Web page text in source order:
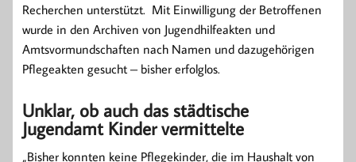
Recherchen unterstützt. Mit Einwilligung der Betroffenen
wurde in den Archiven von Jugendhilfeakten und
Amtsvormundschaften nach Namen und dazugehörigen
Pflegeakten gesucht – bisher erfolglos.
Unklar, ob auch das städtische
Jugendamt Kinder vermittelte
„Bisher konnten keine Pflegekinder, die im Haushalt von